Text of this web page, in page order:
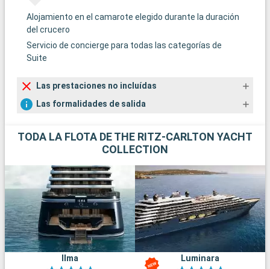
Alojamiento en el camarote elegido durante la duración
del crucero
Servicio de concierge para todas las categorías de
Suite
Las prestaciones no incluídas
Las formalidades de salida
TODA LA FLOTA DE THE RITZ-CARLTON YACHT
COLLECTION
Ilma Luminara